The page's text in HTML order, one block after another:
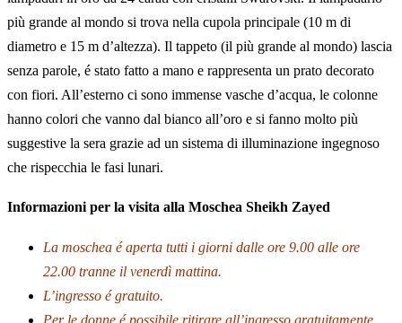
più grande al mondo si trova nella cupola principale (10 m di
diametro e 15 m d’altezza). Il tappeto (il più grande al mondo) lascia
senza parole, é stato fatto a mano e rappresenta un prato decorato
con fiori. All’esterno ci sono immense vasche d’acqua, le colonne
hanno colori che vanno dal bianco all’oro e si fanno molto più
suggestive la sera grazie ad un sistema di illuminazione ingegnoso
che rispecchia le fasi lunari.
Informazioni per la visita alla Moschea Sheikh Zayed
La moschea é aperta tutti i giorni dalle ore 9.00 alle ore
22.00 tranne il venerdì mattina.
L’ingresso é gratuito.
Per le donne é possibile ritirare all’ingresso gratuitamente